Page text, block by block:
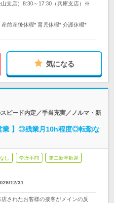
支店）8:30～17:30（兵庫支店）※
前産後休暇* 育児休暇* 介護休暇*
気になる
ピード内定／手当充実／ノルマ・新
業 】◎残業月10h程度◎転勤な
し 学歴不問 第二新卒歓迎
12/31
されたお客様の接客がメインの反